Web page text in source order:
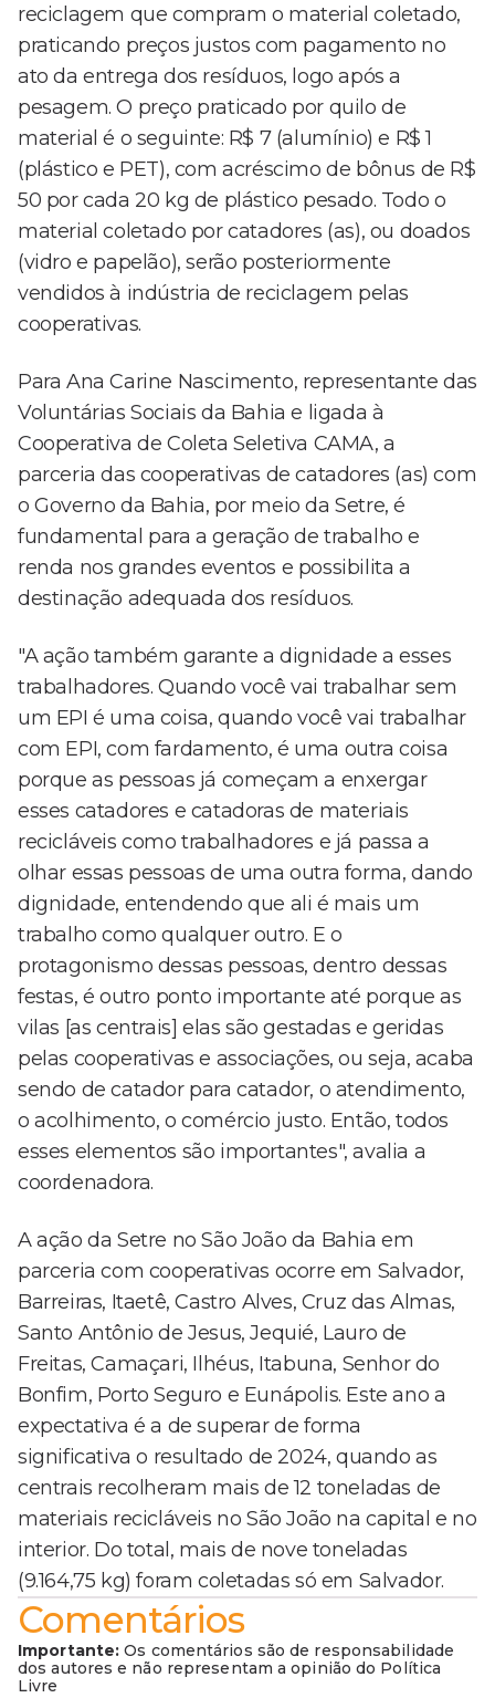
reciclagem que compram o material coletado,
praticando preços justos com pagamento no
ato da entrega dos resíduos, logo após a
pesagem. O preço praticado por quilo de
material é o seguinte: R$ 7 (alumínio) e R$ 1
(plástico e PET), com acréscimo de bônus de R$
50 por cada 20 kg de plástico pesado. Todo o
material coletado por catadores (as), ou doados
(vidro e papelão), serão posteriormente
vendidos à indústria de reciclagem pelas
cooperativas.
Para Ana Carine Nascimento, representante das
Voluntárias Sociais da Bahia e ligada à
Cooperativa de Coleta Seletiva CAMA, a
parceria das cooperativas de catadores (as) com
o Governo da Bahia, por meio da Setre, é
fundamental para a geração de trabalho e
renda nos grandes eventos e possibilita a
destinação adequada dos resíduos.
"A ação também garante a dignidade a esses
trabalhadores. Quando você vai trabalhar sem
um EPI é uma coisa, quando você vai trabalhar
com EPI, com fardamento, é uma outra coisa
porque as pessoas já começam a enxergar
esses catadores e catadoras de materiais
recicláveis como trabalhadores e já passa a
olhar essas pessoas de uma outra forma, dando
dignidade, entendendo que ali é mais um
trabalho como qualquer outro. E o
protagonismo dessas pessoas, dentro dessas
festas, é outro ponto importante até porque as
vilas [as centrais] elas são gestadas e geridas
pelas cooperativas e associações, ou seja, acaba
sendo de catador para catador, o atendimento,
o acolhimento, o comércio justo. Então, todos
esses elementos são importantes", avalia a
coordenadora.
A ação da Setre no São João da Bahia em
parceria com cooperativas ocorre em Salvador,
Barreiras, Itaetê, Castro Alves, Cruz das Almas,
Santo Antônio de Jesus, Jequié, Lauro de
Freitas, Camaçari, Ilhéus, Itabuna, Senhor do
Bonfim, Porto Seguro e Eunápolis. Este ano a
expectativa é a de superar de forma
significativa o resultado de 2024, quando as
centrais recolheram mais de 12 toneladas de
materiais recicláveis no São João na capital e no
interior. Do total, mais de nove toneladas
(9.164,75 kg) foram coletadas só em Salvador.
Comentários
Importante: Os comentários são de responsabilidade
dos autores e não representam a opinião do Política
Livre